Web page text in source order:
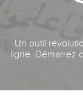
Un outil
ligne. Démarrez